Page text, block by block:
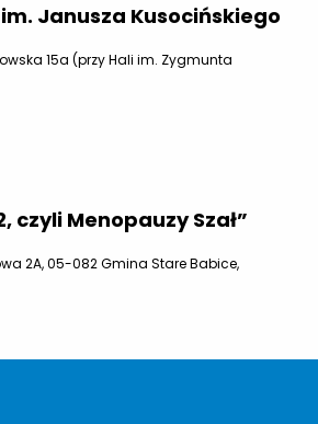
Janusza Kusocińskiego
15a (przy Hali im. Zygmunta
czyli Menopauzy Szał”
2A, 05-082 Gmina Stare Babice,